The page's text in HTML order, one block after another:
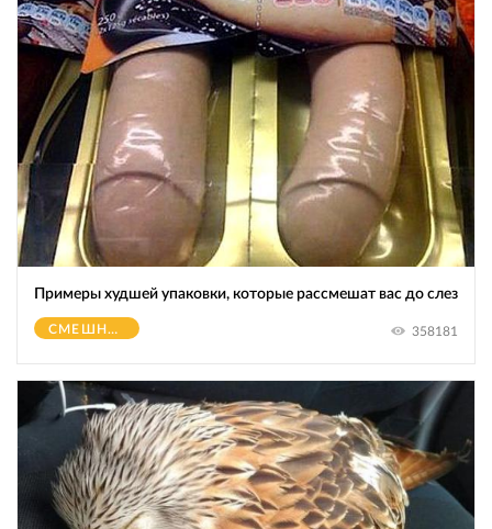
Примеры худшей упаковки, которые рассмешат вас до слез
СМЕШНОЕ 358181